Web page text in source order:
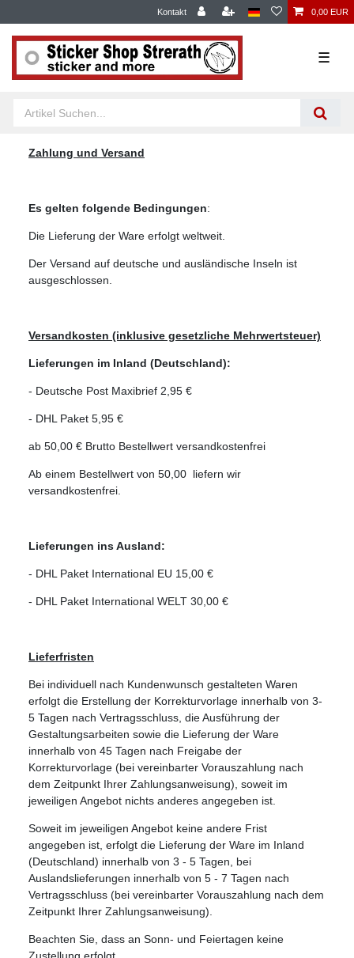
Kontakt 0,00 EUR
☰
Zahlung und Versand
Es gelten folgende Bedingungen:
Die Lieferung der Ware erfolgt weltweit.
Der Versand auf deutsche und ausländische Inseln ist
ausgeschlossen.
Versandkosten (inklusive gesetzliche Mehrwertsteuer)
Lieferungen im Inland (Deutschland):
- Deutsche Post Maxibrief 2,95 €
- DHL Paket 5,95 €
ab 50,00 € Brutto Bestellwert versandkostenfrei
Ab einem Bestellwert von 50,00  liefern wir
versandkostenfrei.
Lieferungen ins Ausland:
- DHL Paket International EU 15,00 €
- DHL Paket International WELT 30,00 €
Lieferfristen
Bei individuell nach Kundenwunsch gestalteten Waren
erfolgt die Erstellung der Korrekturvorlage innerhalb von 3-
5 Tagen nach Vertragsschluss, die Ausführung der
Gestaltungsarbeiten sowie die Lieferung der Ware
innerhalb von 45 Tagen nach Freigabe der
Korrekturvorlage (bei vereinbarter Vorauszahlung nach
dem Zeitpunkt Ihrer Zahlungsanweisung), soweit im
jeweiligen Angebot nichts anderes angegeben ist.
Soweit im jeweiligen Angebot keine andere Frist
angegeben ist, erfolgt die Lieferung der Ware im Inland
(Deutschland) innerhalb von 3 - 5 Tagen, bei
Auslandslieferungen innerhalb von 5 - 7 Tagen nach
Vertragsschluss (bei vereinbarter Vorauszahlung nach dem
Zeitpunkt Ihrer Zahlungsanweisung).
Beachten Sie, dass an Sonn- und Feiertagen keine